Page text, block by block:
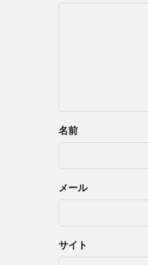
名前
メール
サイト